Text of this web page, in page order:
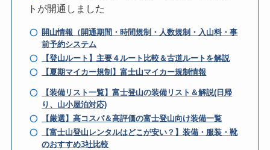
トが開通しました
開山情報（開通期間・時間規制・人数規制・入山料・事
前予約システム
【登山ルート】主要４ルート比較＆古道ルートを解説
【夏期マイカー規制】富士山マイカー規制情報
【装備リスト一覧】富士登山の装備リスト＆解説(日帰
り、山小屋泊対応)
【厳選】高コスパ＆高評価の富士登山向け装備一覧
【富士山登山レンタルはどこが安い？】装備・服装・靴
のおすすめ3社比較